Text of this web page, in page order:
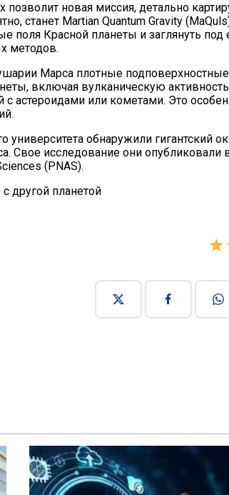
позволит новая миссия, детально
станет Martian Quantum Gravity
поля Красной планеты и заглянуть под
методов.
Марса плотные подповерхностные
включая вулканическую
астероидами или кометами. Это
университета обнаружилигигантский
Свое исследование они опубликовали
(PNAS).
другой планетой